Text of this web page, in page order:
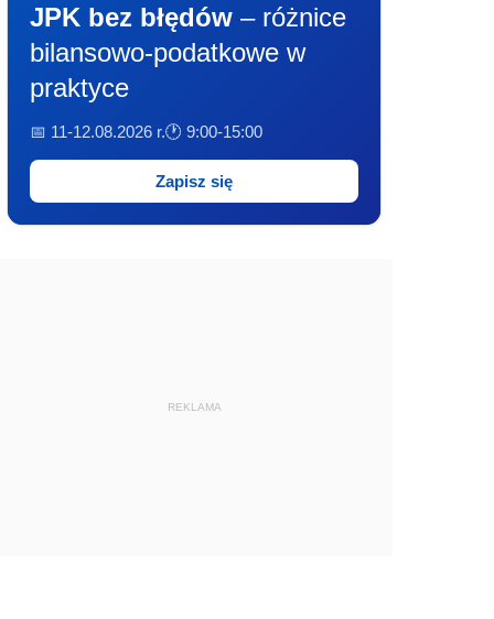
JPK bez błędów – różnice
bilansowo-podatkowe w
praktyce
📅 11-12.08.2026 r.🕐 9:00-15:00
Zapisz się
REKLAMA